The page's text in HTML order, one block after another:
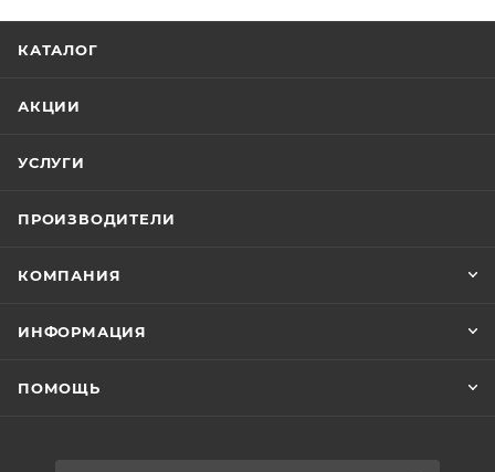
КАТАЛОГ
АКЦИИ
УСЛУГИ
ПРОИЗВОДИТЕЛИ
КОМПАНИЯ
ИНФОРМАЦИЯ
ПОМОЩЬ